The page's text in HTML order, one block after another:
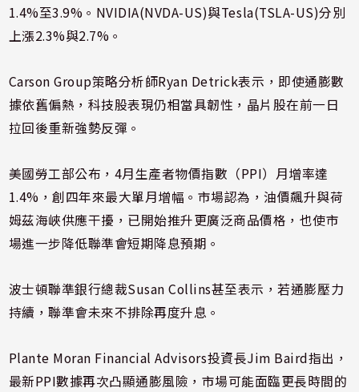
1.4%至3.9%。 NVIDIA(NVDA-US)與Tesla(TSLA-US)分別
上漲2.3%與2.7%。
Carson Group策略分析師Ryan Detrick表示，即使通膨數
據依舊偏熱，科技股表現仍相當具韌性，晶片股在前一日
拉回後重新強勢反彈。
美國勞工部公布，4月生產者物價指數（PPI）月增率達
1.4%，創四年來最大單月增幅。市場認為，油價飆升與荷
姆茲海峽供應干擾，已開始推升更廣泛商品價格，也使市
場進一步降低聯準會短期降息預期。
波士頓聯準銀行總裁Susan Collins甚至表示，若通膨壓力
持續，聯準會未來不排除再度升息。
Plante Moran Financial Advisors投資長Jim Baird指出，
最新PPI數據再次凸顯通膨風險，市場可能面臨更長時間的